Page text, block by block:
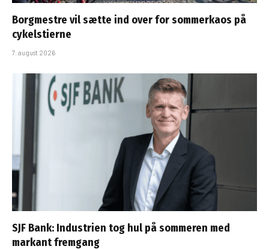
Borgmestre vil sætte ind over for sommerkaos på
cykelstierne
7. august 2026
SJF Bank: Industrien tog hul på sommeren med
markant fremgang